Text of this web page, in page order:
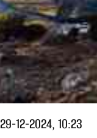
29-12-2024, 10:23